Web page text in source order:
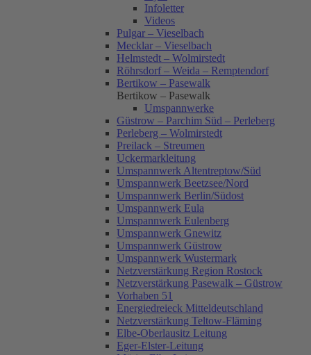
Infoletter
Videos
Pulgar – Vieselbach
Mecklar – Vieselbach
Helmstedt – Wolmirstedt
Röhrsdorf – Weida – Remptendorf
Bertikow – Pasewalk
Bertikow – Pasewalk
Umspannwerke
Güstrow – Parchim Süd – Perleberg
Perleberg – Wolmirstedt
Preilack – Streumen
Uckermarkleitung
Umspannwerk Altentreptow/Süd
Umspannwerk Beetzsee/Nord
Umspannwerk Berlin/Südost
Umspannwerk Eula
Umspannwerk Eulenberg
Umspannwerk Gnewitz
Umspannwerk Güstrow
Umspannwerk Wustermark
Netzverstärkung Region Rostock
Netzverstärkung Pasewalk – Güstrow
Vorhaben 51
Energiedreieck Mitteldeutschland
Netzverstärkung Teltow-Fläming
Elbe-Oberlausitz Leitung
Eger-Elster-Leitung